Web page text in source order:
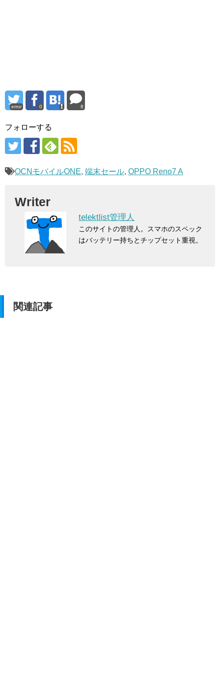
error 0 8
フォローする
OCNモバイルONE, 端末セール, OPPO Reno7 A
Writer
telektlist管理人
このサイトの管理人。スマホのスペック
はバッテリー持ちとチップセット重視。
関連記事